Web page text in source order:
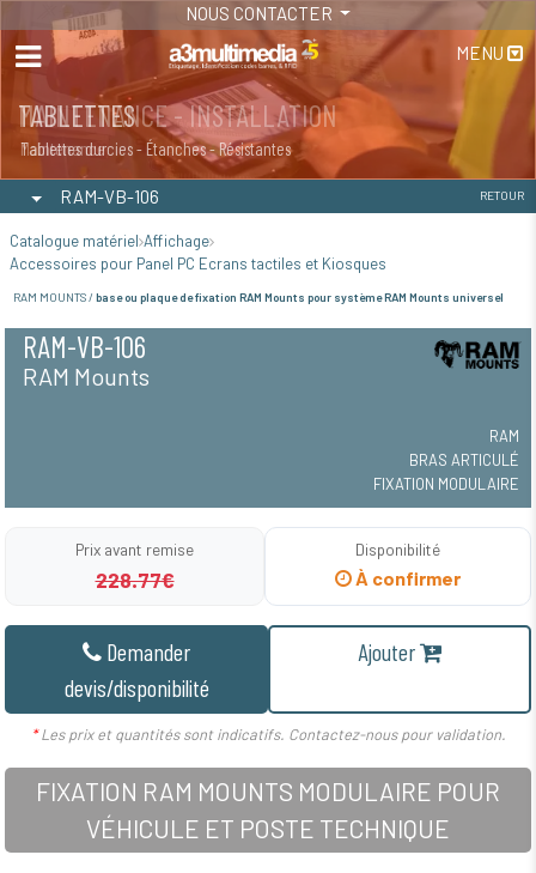
NOUS CONTACTER
MENU
MAINTENANCE - INSTALLATION
Maintenance
TABLETTES
Tablettes durcies - Étanches - Résistantes
RAM-VB-106 RETOUR
Catalogue matériel Affichage
Accessoires pour Panel PC Ecrans tactiles et Kiosques
RAM MOUNTS / base ou plaque de fixation RAM Mounts pour système RAM Mounts universel
RAM-VB-106
RAM Mounts
RAM
BRAS ARTICULÉ
FIXATION MODULAIRE
Prix avant remise
228.77€
Disponibilité
À confirmer
Demander
devis/disponibilité
Ajouter
*Les prix et quantités sont indicatifs. Contactez-nous pour validation.
FIXATION RAM MOUNTS MODULAIRE POUR
VÉHICULE ET POSTE TECHNIQUE